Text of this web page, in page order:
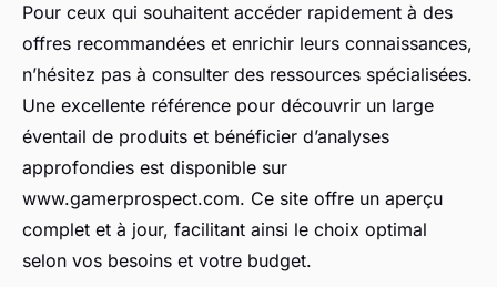
Pour ceux qui souhaitent accéder rapidement à des
offres recommandées et enrichir leurs connaissances,
n’hésitez pas à consulter des ressources spécialisées.
Une excellente référence pour découvrir un large
éventail de produits et bénéficier d’analyses
approfondies est disponible sur
www.gamerprospect.com. Ce site offre un aperçu
complet et à jour, facilitant ainsi le choix optimal
selon vos besoins et votre budget.